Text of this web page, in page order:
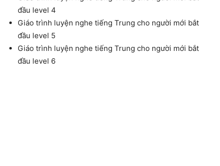
đầu level 4
Giáo trình luyện nghe tiếng Trung cho người mới bắt
đầu level 5
Giáo trình luyện nghe tiếng Trung cho người mới bắt
đầu level 6